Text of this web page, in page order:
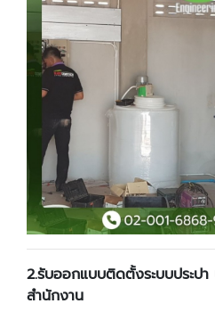
2.รับออกแบบติดตั้งระบบประปา
สำนักงาน